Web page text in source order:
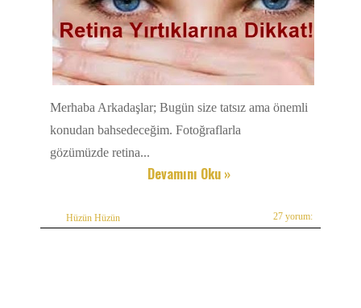
Merhaba Arkadaşlar; Bugün size tatsız ama önemli
konudan bahsedeceğim. Fotoğraflarla
gözümüzde retina...
Devamını Oku »
Hüzün Hüzün 27 yorum: